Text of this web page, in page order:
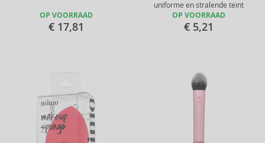
OP VOORRAAD
€ 17,81
uniforme en stralende teint
OP VOORRAAD
€ 5,21